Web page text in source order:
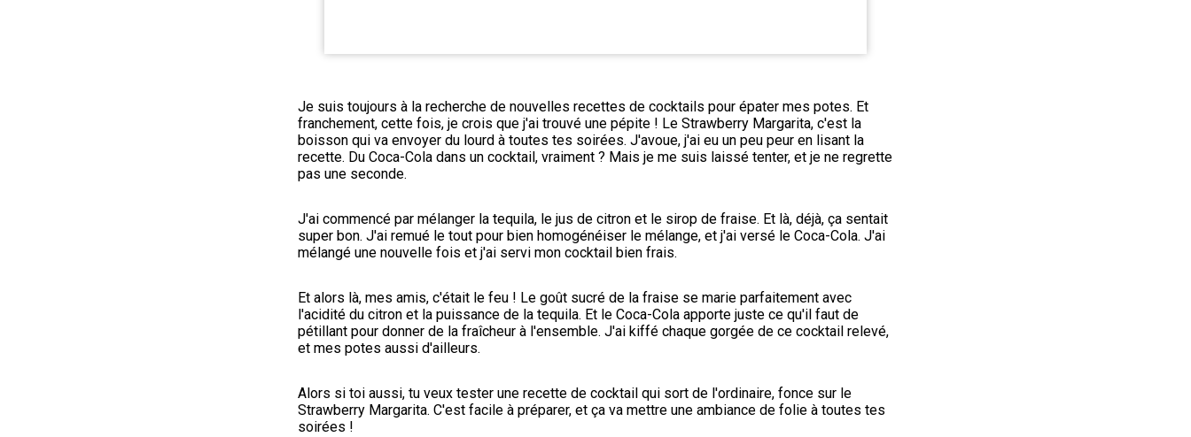
Je suis toujours à la recherche de nouvelles recettes de cocktails pour épater mes potes. Et
franchement, cette fois, je crois que j'ai trouvé une pépite ! Le Strawberry Margarita, c'est la
boisson qui va envoyer du lourd à toutes tes soirées. J'avoue, j'ai eu un peu peur en lisant la
recette. Du Coca-Cola dans un cocktail, vraiment ? Mais je me suis laissé tenter, et je ne regrette
pas une seconde.
J'ai commencé par mélanger la tequila, le jus de citron et le sirop de fraise. Et là, déjà, ça sentait
super bon. J'ai remué le tout pour bien homogénéiser le mélange, et j'ai versé le Coca-Cola. J'ai
mélangé une nouvelle fois et j'ai servi mon cocktail bien frais.
Et alors là, mes amis, c'était le feu ! Le goût sucré de la fraise se marie parfaitement avec
l'acidité du citron et la puissance de la tequila. Et le Coca-Cola apporte juste ce qu'il faut de
pétillant pour donner de la fraîcheur à l'ensemble. J'ai kiffé chaque gorgée de ce cocktail relevé,
et mes potes aussi d'ailleurs.
Alors si toi aussi, tu veux tester une recette de cocktail qui sort de l'ordinaire, fonce sur le
Strawberry Margarita. C'est facile à préparer, et ça va mettre une ambiance de folie à toutes tes
soirées !